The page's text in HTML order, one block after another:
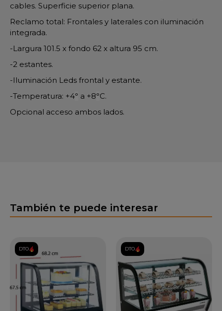
cables. Superficie superior plana.
Reclamo total: Frontales y laterales con iluminación
integrada.
-Largura 101.5 x fondo 62 x altura 95 cm.
-2 estantes.
-Iluminación Leds frontal y estante.
-Temperatura: +4° a +8°C.
Opcional acceso ambos lados.
También te puede interesar
DTO. DTO.